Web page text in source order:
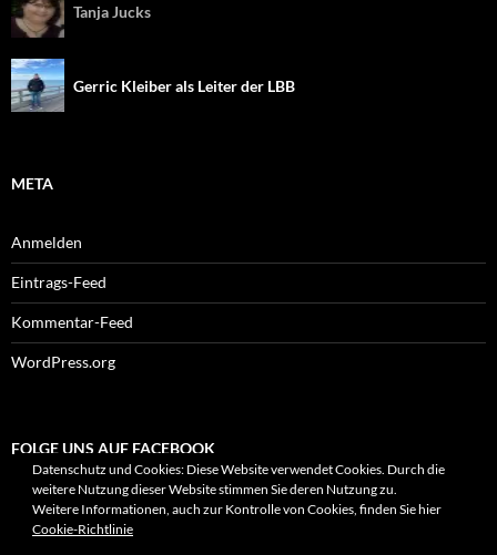
Tanja Jucks
Gerric Kleiber als Leiter der LBB
META
Anmelden
Eintrags-Feed
Kommentar-Feed
WordPress.org
FOLGE UNS AUF FACEBOOK
Datenschutz und Cookies: Diese Website verwendet Cookies. Durch die
weitere Nutzung dieser Website stimmen Sie deren Nutzung zu.
Weitere Informationen, auch zur Kontrolle von Cookies, finden Sie hier
Cookie-Richtlinie